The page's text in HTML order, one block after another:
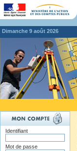
dimanche 9 août 2026
Identifiant
Mot de passe